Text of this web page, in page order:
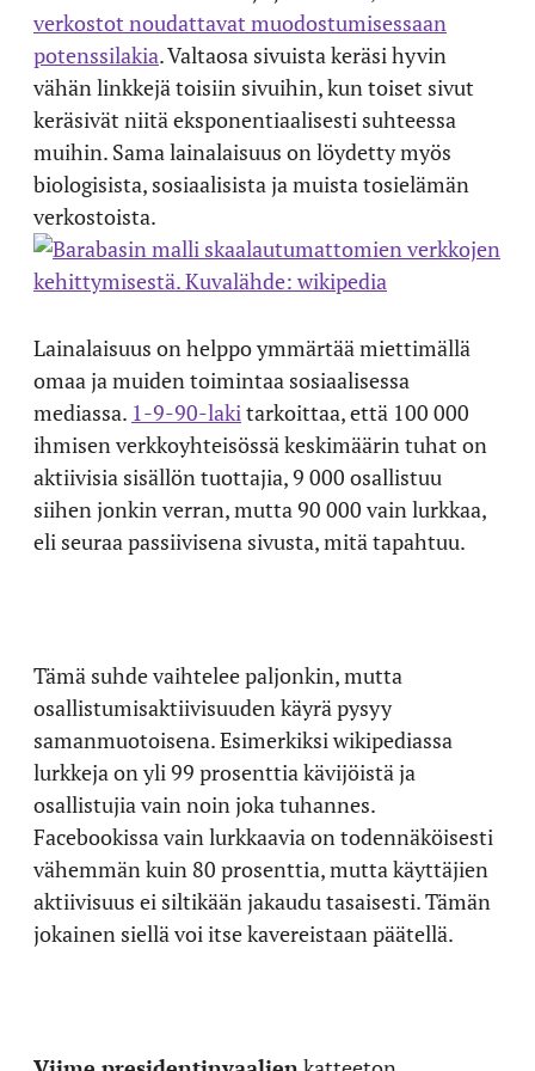
verkostot noudattavat muodostumisessaan
potenssilakia. Valtaosa sivuista keräsi hyvin
vähän linkkejä toisiin sivuihin, kun toiset sivut
keräsivät niitä eksponentiaalisesti suhteessa
muihin. Sama lainalaisuus on löydetty myös
biologisista, sosiaalisista ja muista tosielämän
verkostoista.
Lainalaisuus on helppo ymmärtää miettimällä
omaa ja muiden toimintaa sosiaalisessa
mediassa. 1-9-90-laki tarkoittaa, että 100 000
ihmisen verkkoyhteisössä keskimäärin tuhat on
aktiivisia sisällön tuottajia, 9 000 osallistuu
siihen jonkin verran, mutta 90 000 vain lurkkaa,
eli seuraa passiivisena sivusta, mitä tapahtuu.
Tämä suhde vaihtelee paljonkin, mutta
osallistumisaktiivisuuden käyrä pysyy
samanmuotoisena. Esimerkiksi wikipediassa
lurkkeja on yli 99 prosenttia kävijöistä ja
osallistujia vain noin joka tuhannes.
Facebookissa vain lurkkaavia on todennäköisesti
vähemmän kuin 80 prosenttia, mutta käyttäjien
aktiivisuus ei siltikään jakaudu tasaisesti. Tämän
jokainen siellä voi itse kavereistaan päätellä.